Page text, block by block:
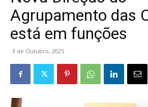
Agrupamento das
está em funções
3 de Outubro, 2025